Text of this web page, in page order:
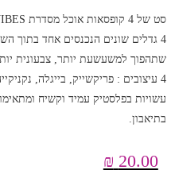
סט של 4 קופסאות אוכל מסדרת GOOD VIBES.
4 גדלים שונים הנכנסים אחד בתוך
שתהפוך למשעשעת יותר, צבעונית
4 עיצובים : פריקשייק, בייגלה, נקניקייה, ו…יש ארוחת צהרים!
עשויות בפלסטיק עמיד וקשיח
בתיאבון.
20.00
₪